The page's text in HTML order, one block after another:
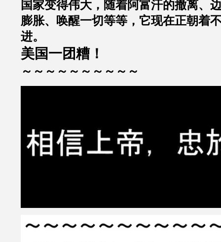
国家变得伟大，随着阿富汗的撤离、
膨胀、唤醒一切等等，它现在正朝着
进。
美国一团糟！
～～～～～～～～～～